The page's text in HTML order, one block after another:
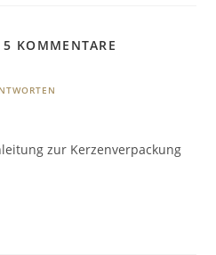
KOMMENTARE
zur Kerzenverpackung